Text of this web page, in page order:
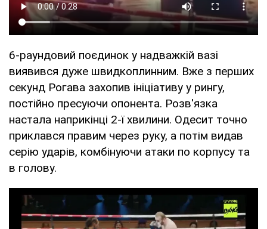
6-раундовий поєдинок у надважкій вазі
виявився дуже швидкоплинним. Вже з перших
секунд Рогава захопив ініціативу у рингу,
постійно пресуючи опонента. Розв'язка
настала наприкінці 2-ї хвилини. Одесит точно
приклався правим через руку, а потім видав
серію ударів, комбінуючи атаки по корпусу та
в голову.